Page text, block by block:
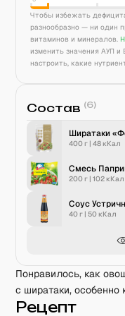
Чтобы избежать
разнообразно — ни один
витаминов и минералов.
изменить значения АУП
настроить, какие
Понравилось, как
с ширатаки, особенно
Рецепт
Состав (6)
Ширатаки
400 г |48кКал
Смесь
200 г |102кКал
Соус
40 г |50кКал